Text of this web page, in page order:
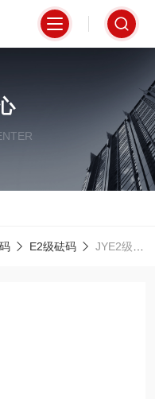
E2级砝码 JYE2级1mg~500g砝码